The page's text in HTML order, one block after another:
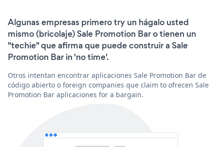
Algunas empresas primero try un hágalo usted
mismo (bricolaje) Sale Promotion Bar o tienen un
"techie" que afirma que puede construir a Sale
Promotion Bar in 'no time'.
Otros intentan encontrar aplicaciones Sale Promotion Bar de
código abierto o foreign companies que claim to ofrecen Sale
Promotion Bar aplicaciones for a bargain.